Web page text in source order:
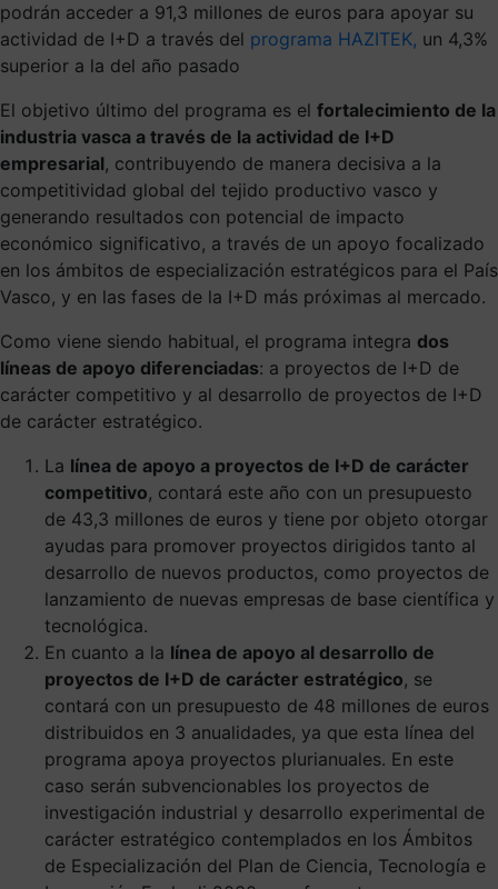
podrán acceder a 91,3 millones de euros para apoyar su
actividad de I+D a través del programa HAZITEK, un 4,3%
superior a la del año pasado
El objetivo último del programa es el fortalecimiento de la
industria vasca a través de la actividad de I+D
empresarial, contribuyendo de manera decisiva a la
competitividad global del tejido productivo vasco y
generando resultados con potencial de impacto
económico significativo, a través de un apoyo focalizado
en los ámbitos de especialización estratégicos para el País
Vasco, y en las fases de la I+D más próximas al mercado.
Como viene siendo habitual, el programa integra dos
líneas de apoyo diferenciadas: a proyectos de I+D de
carácter competitivo y al desarrollo de proyectos de I+D
de carácter estratégico.
La línea de apoyo a proyectos de I+D de carácter
competitivo, contará este año con un presupuesto
de 43,3 millones de euros y tiene por objeto otorgar
ayudas para promover proyectos dirigidos tanto al
desarrollo de nuevos productos, como proyectos de
lanzamiento de nuevas empresas de base científica y
tecnológica.
En cuanto a la línea de apoyo al desarrollo de
proyectos de I+D de carácter estratégico, se
contará con un presupuesto de 48 millones de euros
distribuidos en 3 anualidades, ya que esta línea del
programa apoya proyectos plurianuales. En este
caso serán subvencionables los proyectos de
investigación industrial y desarrollo experimental de
carácter estratégico contemplados en los Ámbitos
de Especialización del Plan de Ciencia, Tecnología e